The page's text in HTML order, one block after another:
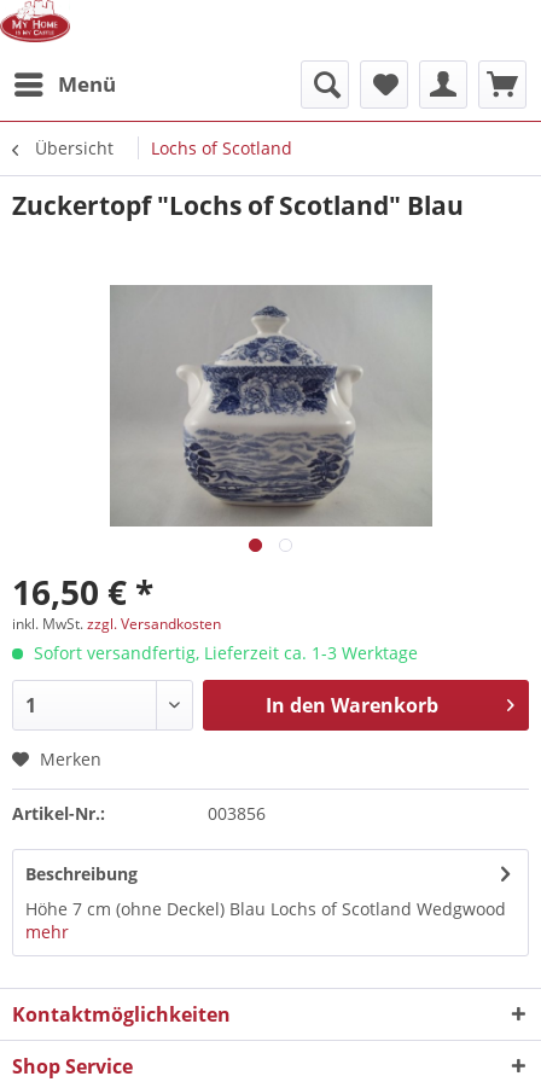
Menü
Übersicht Lochs of Scotland
Zuckertopf "Lochs of Scotland" Blau
16,50 € *
inkl. MwSt.zzgl. Versandkosten
Sofort versandfertig, Lieferzeit ca. 1-3 Werktage
In den Warenkorb
Merken
Artikel-Nr.: 003856
Beschreibung
Höhe 7 cm (ohne Deckel) Blau Lochs of Scotland Wedgwood
mehr
Kontaktmöglichkeiten
Shop Service